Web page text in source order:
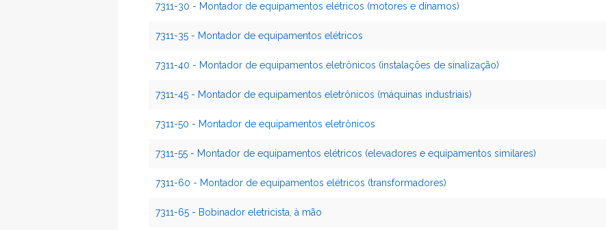
7311-30 - Montador de equipamentos elétricos (motores e dínamos)
7311-35 - Montador de equipamentos elétricos
7311-40 - Montador de equipamentos eletrônicos (instalações de sinalização)
7311-45 - Montador de equipamentos eletrônicos (máquinas industriais)
7311-50 - Montador de equipamentos eletrônicos
7311-55 - Montador de equipamentos elétricos (elevadores e equipamentos similares)
7311-60 - Montador de equipamentos elétricos (transformadores)
7311-65 - Bobinador eletricista, à mão